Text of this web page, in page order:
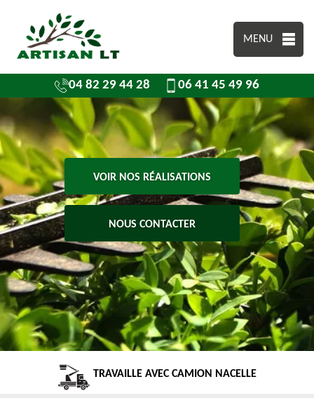
MENU
04 82 29 44 28 06 41 45 49 96
VOIR NOS RÉALISATIONS
NOUS CONTACTER
TRAVAILLE AVEC CAMION NACELLE